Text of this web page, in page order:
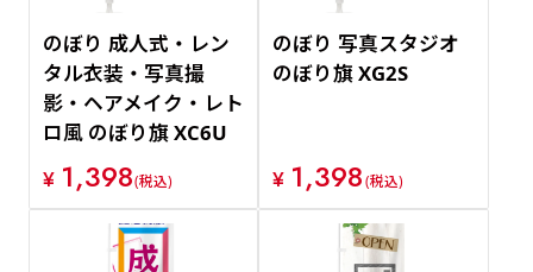
のぼり 成人式・レン
タル衣装・写真撮
影・ヘアメイク・レト
ロ風 のぼり旗 XC6U
¥ 1,398(税込)
のぼり 写真スタジオ
のぼり旗 XG2S
¥ 1,398(税込)